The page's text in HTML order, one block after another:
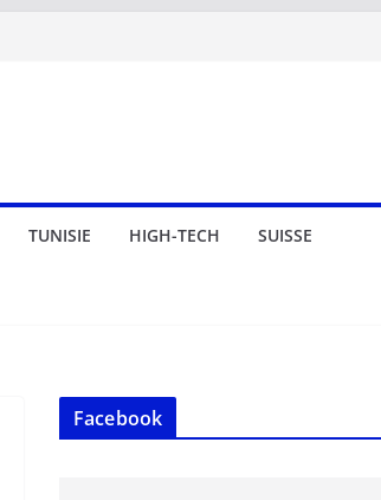
TUNISIE HIGH-TECH SUISSE
Facebook